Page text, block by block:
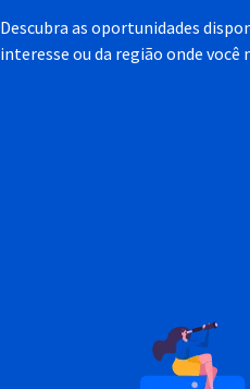
Descubra as oportunidades
interesse ou da região onde você